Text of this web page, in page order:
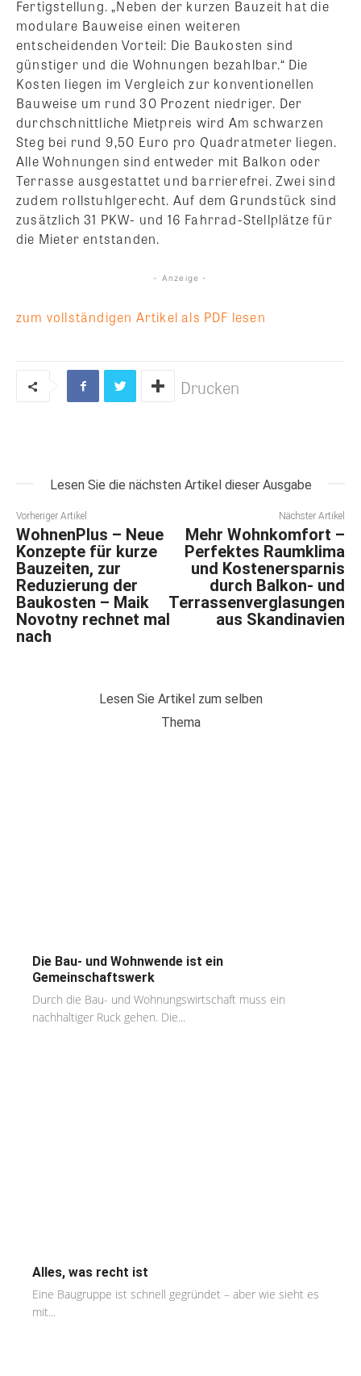
Fertigstellung. „Neben der kurzen Bauzeit hat die
modulare Bauweise einen weiteren
entscheidenden Vorteil: Die Baukosten sind
günstiger und die Wohnungen bezahlbar.“ Die
Kosten liegen im Vergleich zur konventionellen
Bauweise um rund 30 Prozent niedriger. Der
durchschnittliche Mietpreis wird Am schwarzen
Steg bei rund 9,50 Euro pro Quadratmeter liegen.
Alle Wohnungen sind entweder mit Balkon oder
Terrasse ausgestattet und barrierefrei. Zwei sind
zudem rollstuhlgerecht. Auf dem Grundstück sind
zusätzlich 31 PKW- und 16 Fahrrad-Stellplätze für
die Mieter entstanden.
- Anzeige -
zum vollständigen Artikel als PDF lesen
Drucken
Lesen Sie die nächsten Artikel dieser Ausgabe
Vorheriger Artikel
WohnenPlus – Neue
Konzepte für kurze
Bauzeiten, zur
Reduzierung der
Baukosten – Maik
Novotny rechnet mal
nach
Nächster Artikel
Mehr Wohnkomfort –
Perfektes Raumklima
und Kostenersparnis
durch Balkon- und
Terrassenverglasungen
aus Skandinavien
Lesen Sie Artikel zum selben
Thema
Die Bau- und Wohnwende ist ein
Gemeinschaftswerk
Durch die Bau- und Wohnungswirtschaft muss ein
nachhaltiger Ruck gehen. Die...
Alles, was recht ist
Eine Baugruppe ist schnell gegründet – aber wie sieht es
mit...